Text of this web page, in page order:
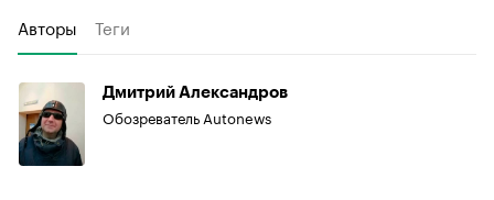
Авторы Теги
Дмитрий Александров
Обозреватель Autonews